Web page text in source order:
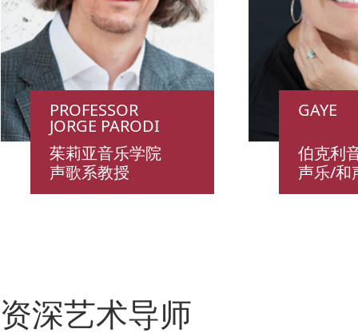
PROFESSOR
JORGE PARODI
茱莉亚音乐学院
声歌系教授
GAYE
伯克利
声乐/和
资深艺术导师